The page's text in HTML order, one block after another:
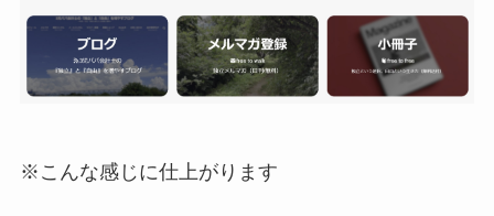
※こんな感じに仕上がります